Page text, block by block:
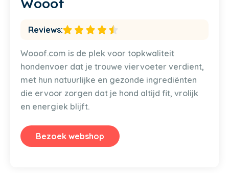
Reviews:
Wooof.com is de plek voor topkwaliteit
hondenvoer dat je trouwe viervoeter verdient,
met hun natuurlijke en gezonde ingrediënten
die ervoor zorgen dat je hond altijd fit, vrolijk
en energiek blijft.
Bezoek webshop